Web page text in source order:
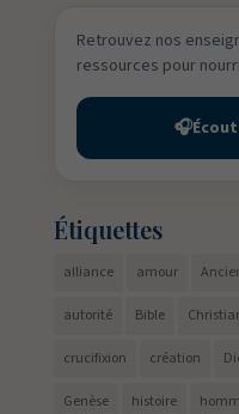
Retrouvez nos
ressources pour
🎧
Étiquettes
alliance amour
autorité Bible
crucifixion création
Genèse histoire